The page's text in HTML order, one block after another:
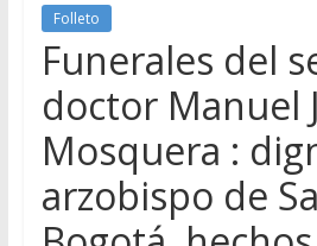
Folleto
Funerales del
doctor Manuel
Mosquera :
arzobispo de